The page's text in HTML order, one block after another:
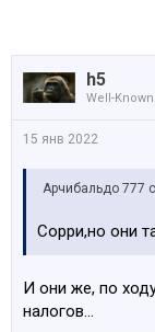
h5
Well-
15 янв 2022
Арчибальдо 777
Сорри,но они
И они же, по
налогов...